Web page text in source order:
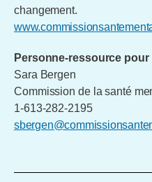
changement.
Personne-ressource pour
Sara Bergen
Commission de la santé
1-613-282-2195